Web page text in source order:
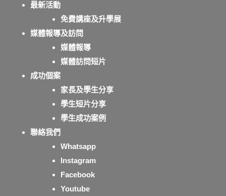
最新活動
免費講座及升學展
媒體報導及訪問
媒體報導
媒體訪問短片
成功個案
家長及學生分享
學生短片分享
學生成功案例
聯絡我們
Whatsapp
Instagram
Facebook
Youtube